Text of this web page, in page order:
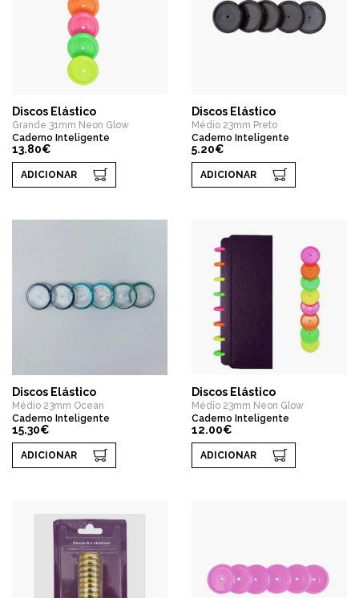
Discos Elástico
Grande 31mm Neon Glow
Caderno Inteligente
13.80€
ADICIONAR
Discos Elástico
Médio 23mm Preto
Caderno Inteligente
5.20€
ADICIONAR
Discos Elástico
Médio 23mm Ocean
Caderno Inteligente
15.30€
ADICIONAR
Discos Elástico
Médio 23mm Neon Glow
Caderno Inteligente
12.00€
ADICIONAR